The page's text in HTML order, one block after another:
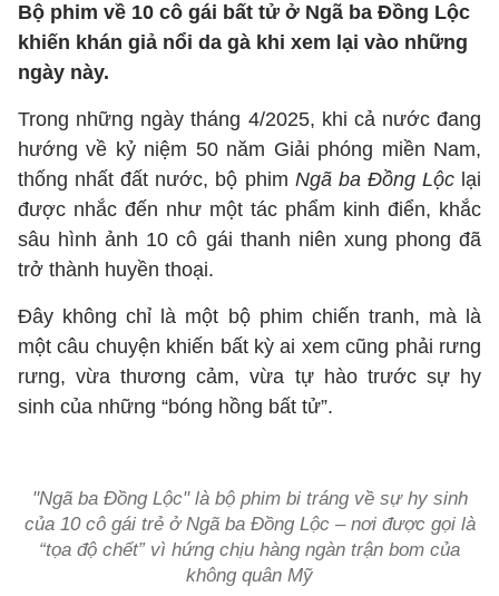
Bộ phim về 10 cô gái bất tử ở Ngã ba Đồng Lộc
khiến khán giả nổi da gà khi xem lại vào những
ngày này.
Trong những ngày tháng 4/2025, khi cả nước đang
hướng về kỷ niệm 50 năm Giải phóng miền Nam,
thống nhất đất nước, bộ phim Ngã ba Đồng Lộclại
được nhắc đến như một tác phẩm kinh điển, khắc
sâu hình ảnh 10 cô gái thanh niên xung phong đã
trở thành huyền thoại.
Đây không chỉ là một bộ phim chiến tranh, mà là
một câu chuyện khiến bất kỳ ai xem cũng phải rưng
rưng, vừa thương cảm, vừa tự hào trước sự hy
sinh của những “bóng hồng bất tử”.
"Ngã ba Đồng Lộc" là bộ phim bi tráng về sự hy sinh
của 10 cô gái trẻ ởNgã ba Đồng Lộc – nơi được gọi là
“tọa độ chết” vì hứng chịu hàng ngàn trận bom của
không quân Mỹ